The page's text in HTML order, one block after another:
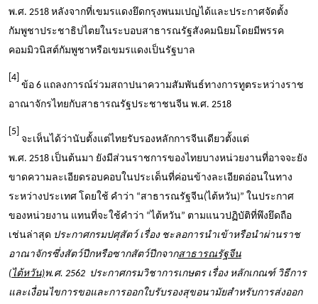
พ.ศ. 2518 หลังจากที่เขมรแดงยึดกรุงพนมเปญได้และประกาศจัดตั้ง
กัมพูชาประชาธิปไตยในระบอบสาธารณรัฐสังคมนิยมโดยมีพรรค
คอมมิวนิสต์กัมพูชาหรือเขมรแดงเป็นรัฐบาล
[4]
ข้อ 6 แถลงการณ์ร่วมสถาปนาความสัมพันธ์ทางการทูตระหว่างราช
อาณาจักรไทยกับสาธารณรัฐประชาชนจีน พ.ศ. 2518
[5]
จะเห็นได้ว่านับตั้งแต่ไทยรับรองหลักการจีนเดียวตั้งแต่
พ.ศ. 2518 เป็นต้นมา ยังมีส่วนราชการของไทยบางหน่วยงานที่อาจจะยัง
ขาดความละเอียดรอบคอบในประเด็นที่ค่อนข้างละเอียดอ่อนในทาง
ระหว่างประเทศ โดยใช้ คำว่า “สาธารณรัฐจีน(ไต้หวัน)” ในประกาศ
ของหน่วยงาน แทนที่จะใช้คำว่า “ ไต้หวัน” ตามแนวปฏิบัติที่พึงยึดถือ
เช่นล่าสุด ประกาศกรมปศุสัตว์ เรื่อง ชะลอการนำเข้าหรือนำผ่านราช
อาณาจักรซึ่งสัตว์ปีกหรือซากสัตว์ปีกจากสาธารณรัฐจีน
(ไต้หวัน)พ.ศ. 2562 ประกาศกรมวิชาการเกษตร เรื่อง หลักเกณฑ์ วิธีการ
และเงื่อนไขการขอและการออกใบรับรองสุขอนามัยสำหรับการส่งออก